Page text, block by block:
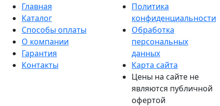
Главная
Каталог
Способы оплаты
О компании
Гарантия
Контакты
Политика
конфиденциальности
Обработка
персональных
данных
Карта сайта
Цены на сайте не
являются публичной
офертой